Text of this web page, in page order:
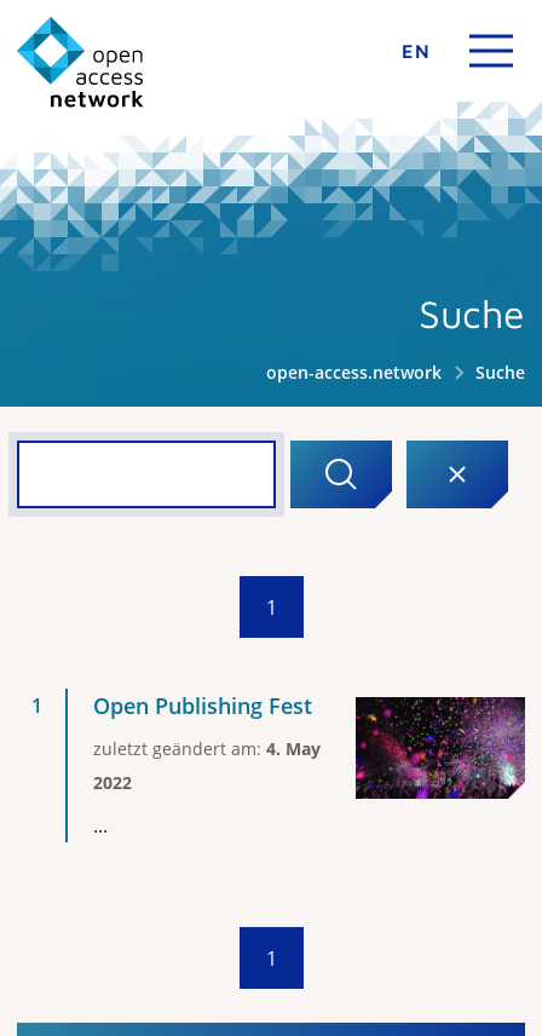
EN
Suche
open-access.network Suche
1
Open Publishing Fest
zuletzt geändert am: 4. May
2022
...
1